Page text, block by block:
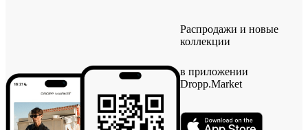
Распродажи и новые
коллекции
в приложении
Dropp.Market